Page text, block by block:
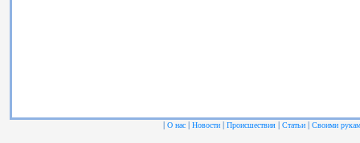
| О нас | Новости | Происшествия | Статьи | Своими